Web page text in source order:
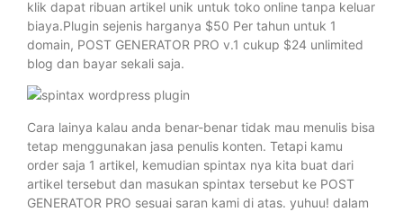
klik dapat ribuan artikel unik untuk toko online tanpa keluar
biaya.Plugin sejenis harganya $50 Per tahun untuk 1
domain, POST GENERATOR PRO v.1 cukup $24 unlimited
blog dan bayar sekali saja.
Cara lainya kalau anda benar-benar tidak mau menulis bisa
tetap menggunakan jasa penulis konten. Tetapi kamu
order saja 1 artikel, kemudian spintax nya kita buat dari
artikel tersebut dan masukan spintax tersebut ke POST
GENERATOR PRO sesuai saran kami di atas. yuhuu! dalam